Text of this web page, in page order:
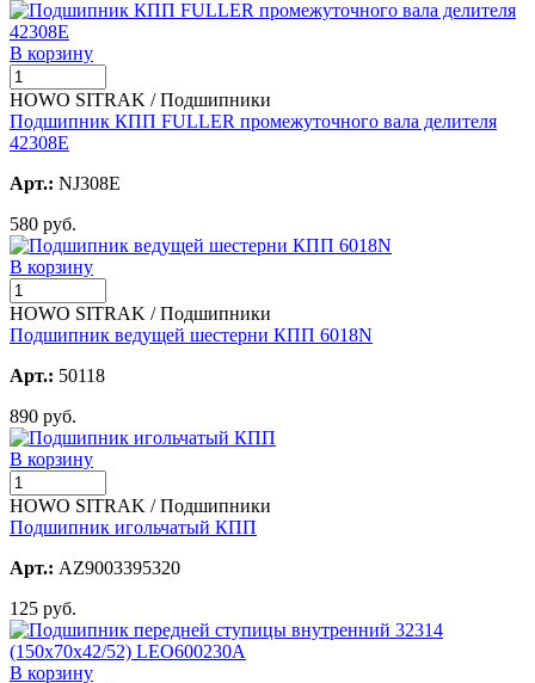
В корзину
HOWO SITRAK / Подшипники
Подшипник КПП FULLER промежуточного вала делителя
42308E
Арт.: NJ308E
580 руб.
В корзину
HOWO SITRAK / Подшипники
Подшипник ведущей шестерни КПП 6018N
Арт.: 50118
890 руб.
В корзину
HOWO SITRAK / Подшипники
Подшипник игольчатый КПП
Арт.: AZ9003395320
125 руб.
В корзину